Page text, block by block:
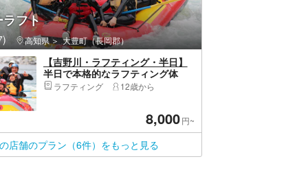
フト
高知県 大豊町（長岡郡）
【吉野川・ラフティング・半日】
半日で本格的なラフティング体
験！大歩危ショートラフティング
ラフティング 12歳から
8,000円~
店舗のプラン（6件）をもっと見る